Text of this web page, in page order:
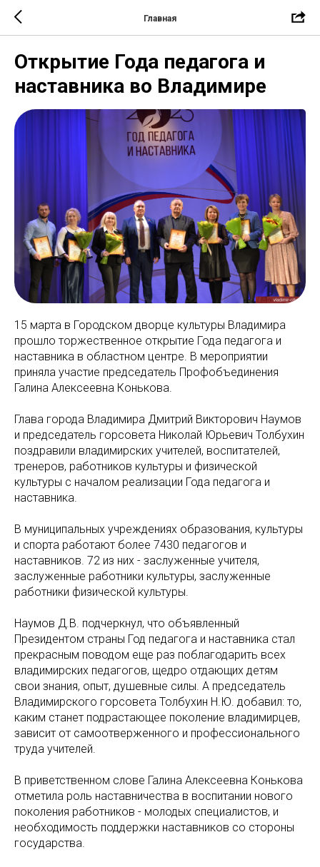
Главная
Открытие Года педагога и
наставника во Владимире
15 марта в Городском дворце культуры Владимира
прошло торжественное открытие Года педагога и
наставника в областном центре. В мероприятии
приняла участие председатель Профобъединения
Галина Алексеевна Конькова.
Глава города Владимира Дмитрий Викторович Наумов
и председатель горсовета Николай Юрьевич Толбухин
поздравили владимирских учителей, воспитателей,
тренеров, работников культуры и физической
культуры с началом реализации Года педагога и
наставника.
В муниципальных учреждениях образования, культуры
и спорта работают более 7430 педагогов и
наставников. 72 из них - заслуженные учителя,
заслуженные работники культуры, заслуженные
работники физической культуры.
Наумов Д.В. подчеркнул, что объявленный
Президентом страны Год педагога и наставника стал
прекрасным поводом еще раз поблагодарить всех
владимирских педагогов, щедро отдающих детям
свои знания, опыт, душевные силы. А председатель
Владимирского горсовета Толбухин Н.Ю. добавил: то,
каким станет подрастающее поколение владимирцев,
зависит от самоотверженного и профессионального
труда учителей.
В приветственном слове Галина Алексеевна Конькова
отметила роль наставничества в воспитании нового
поколения работников - молодых специалистов, и
необходимость поддержки наставников со стороны
государства.